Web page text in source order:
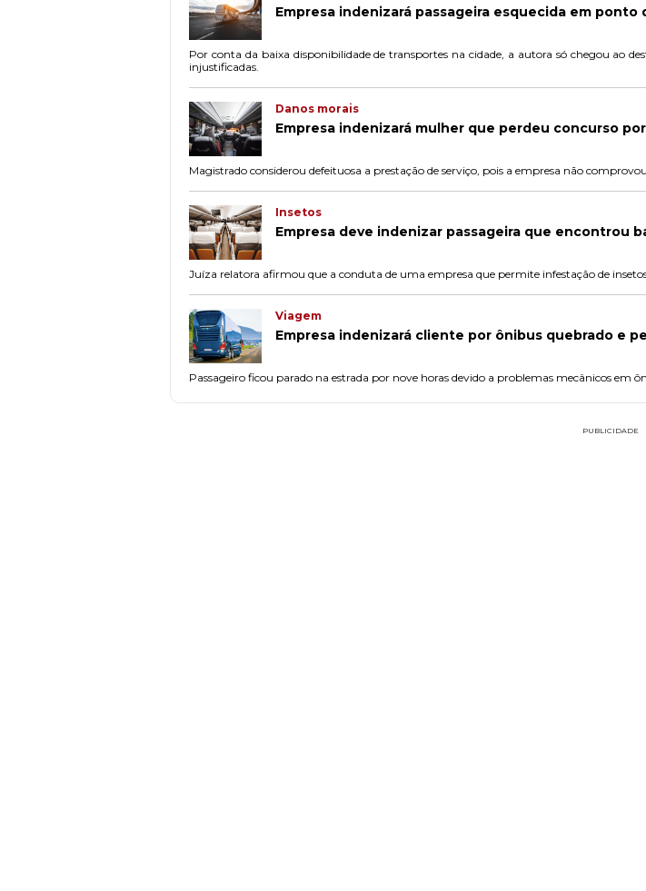
Empresa indenizará passageira esquecida em ponto
Por conta da baixa disponibilidade de transportes na cidade, a autora só chegou ao
injustificadas.
Danos morais
Empresa indenizará mulher que perdeu concurso
Magistrado considerou defeituosa a prestação de serviço, pois a empresa não
Insetos
Empresa deve indenizar passageira que encontrou
Juíza relatora afirmou que a conduta de uma empresa que permite infestação de
Viagem
Empresa indenizará cliente por ônibus quebrado e
Passageiro ficou parado na estrada por nove horas devido a problemas mecânicos em
PUBLICIDADE